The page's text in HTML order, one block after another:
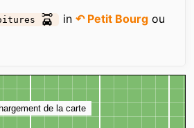
in↶ Petit Bourg ou
de la carte